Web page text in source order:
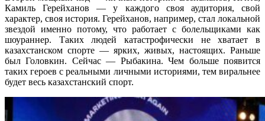
Камиль Герейханов — у каждого своя аудитория, свой
характер, своя история. Герейханов, например, стал локальной
звездой именно потому, что работает с болельщиками как
шоураннер. Таких людей катастрофически не хватает в
казахстанском спорте — ярких, живых, настоящих. Раньше
был Головкин. Сейчас — Рыбакина. Чем больше появится
таких героев с реальными личными историями, тем виральнее
будет весь казахстанский спорт.